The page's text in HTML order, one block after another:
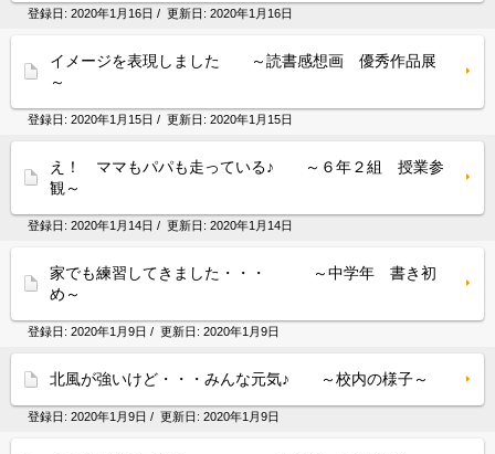
登録日: 2020年1月16日 / 更新日: 2020年1月16日
イメージを表現しました ～読書感想画 優秀作品展
～
登録日: 2020年1月15日 / 更新日: 2020年1月15日
え！ ママもパパも走っている♪ ～６年２組 授業参
観～
登録日: 2020年1月14日 / 更新日: 2020年1月14日
家でも練習してきました・・・ ～中学年 書き初
め～
登録日: 2020年1月9日 / 更新日: 2020年1月9日
北風が強いけど・・・みんな元気♪ ～校内の様子～
登録日: 2020年1月9日 / 更新日: 2020年1月9日